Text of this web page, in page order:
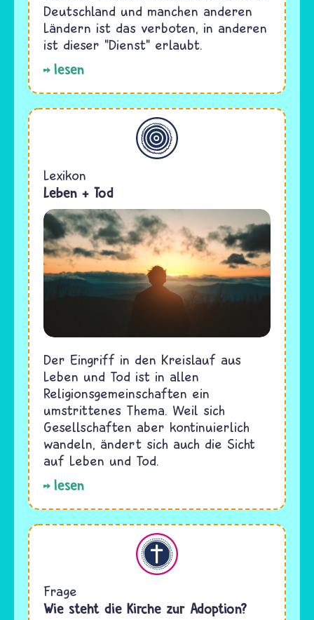
Deutschland und manchen anderen
Ländern ist das verboten, in anderen
ist dieser "Dienst" erlaubt.
lesen
Allgemein
Lexikon
Leben + Tod
Der Eingriff in den Kreislauf aus
Leben und Tod ist in allen
Religionsgemeinschaften ein
umstrittenes Thema. Weil sich
Gesellschaften aber kontinuierlich
wandeln, ändert sich auch die Sicht
auf Leben und Tod.
lesen
Christentum
Frage
Wie steht die Kirche zur Adoption?